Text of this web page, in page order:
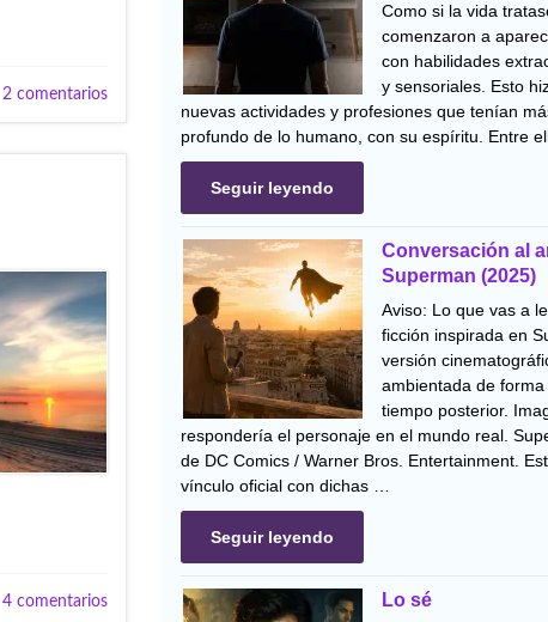
2 comentarios
4 comentarios
Como si la vida
comenzaron a
con habilidades
y sensoriales. Esto
nuevas actividades y profesiones que tenían
profundo de lo humano, con su espíritu. Entre
Seguir leyendo
Conversación al
Superman (2025)
Aviso: Lo que vas a
ficción inspirada en
versión
ambientada de
tiempo posterior.
respondería el personaje en el mundo real.
de DC Comics / Warner Bros. Entertainment.
vínculo oficial con dichas …
Seguir leyendo
Lo sé